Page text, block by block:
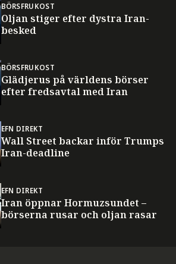
BÖRSFRUKOST
Oljan stiger efter dystra Iran-
besked
BÖRSFRUKOST
Glädjerus på världens börser
efter fredsavtal med Iran
EFN DIREKT
Wall Street backar inför Trumps
Iran-deadline
EFN DIREKT
Iran öppnar Hormuzsundet –
börserna rusar och oljan rasar